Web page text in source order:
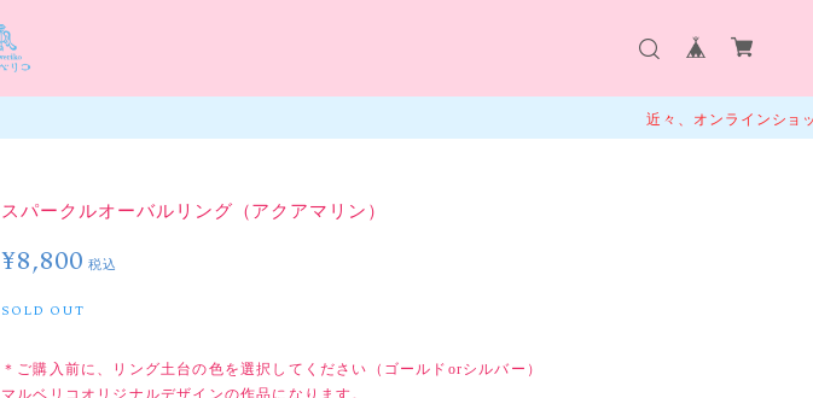
近々、オンラインショップ販売予
スパークルオーバルリング（アクアマリン）
¥8,800 税込
SOLD OUT
＊ご購入前に、リング土台の色を選択してください（ゴールドorシルバー）
マルベリコオリジナルデザインの作品になります。